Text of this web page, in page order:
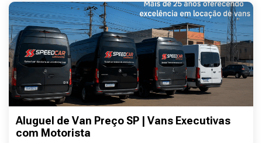
Aluguel de Van Preço SP | Vans Executivas
com Motorista